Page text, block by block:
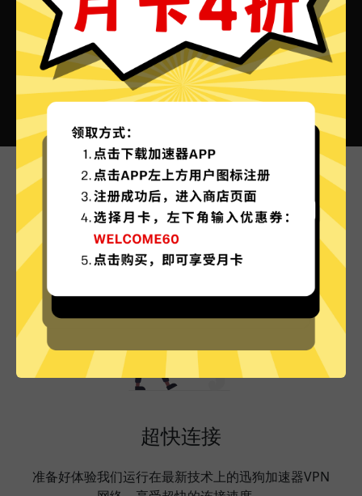
迅狗加速器VPN的特色
超快连接
准备好体验我们运行在最新技术上的迅狗加速器VPN